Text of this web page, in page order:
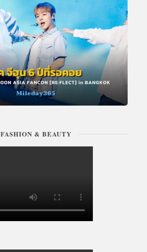
FASHION & BEAUTY